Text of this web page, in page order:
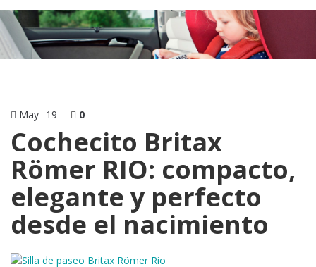
May 19 0
Cochecito Britax
Römer RIO: compacto,
elegante y perfecto
desde el nacimiento